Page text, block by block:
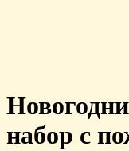
набор с